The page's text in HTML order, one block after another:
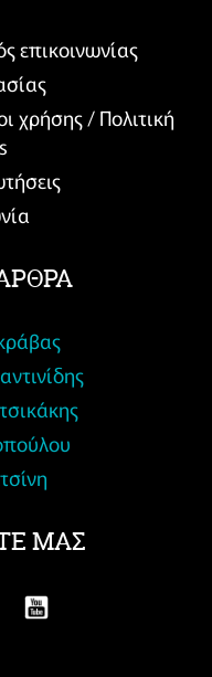
επικοινωνίας
χρήσης / Πολιτική
ΜΑΣ